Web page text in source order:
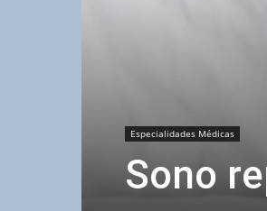
Especialidades Médicas
Sono